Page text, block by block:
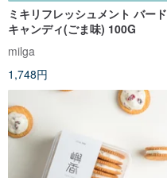
ミキリフレッシュメント バード
キャンディ(ごま味) 100G
milga
1,748円